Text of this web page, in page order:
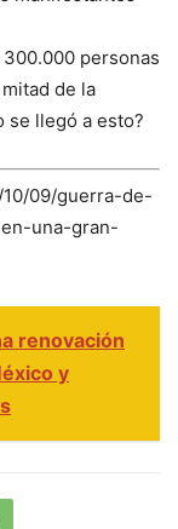
personas
de la
se llegó a esto?
09/guerra-de-
una-gran-
renovación
y